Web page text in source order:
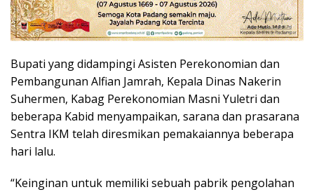
Bupati yang didampingi Asisten Perekonomian dan
Pembangunan Alfian Jamrah, Kepala Dinas Nakerin
Suhermen, Kabag Perekonomian Masni Yuletri dan
beberapa Kabid menyampaikan, sarana dan prasarana
Sentra IKM telah diresmikan pemakaiannya beberapa
hari lalu.
“Keinginan untuk memiliki sebuah pabrik pengolahan